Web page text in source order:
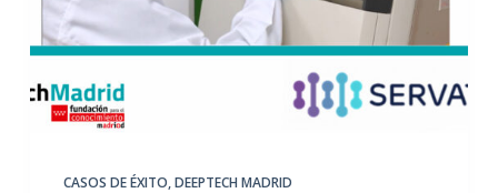
CASOS DE ÉXITO,DEEPTECH MADRID